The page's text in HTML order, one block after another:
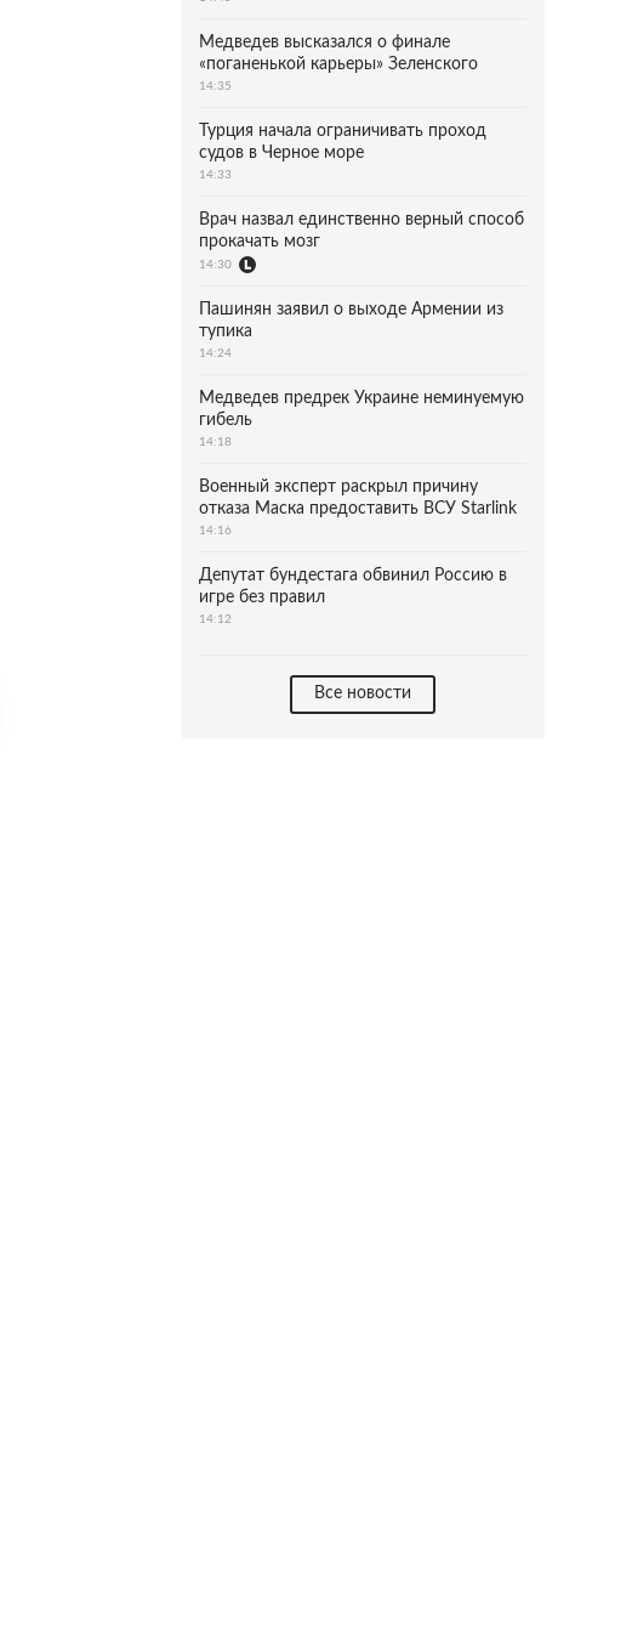
Медведев высказался о финале
«поганенькой карьеры» Зеленского
14:35
Турция начала ограничивать проход
судов в Черное море
14:33
Врач назвал единственно верный способ
прокачать мозг
14:30
Пашинян заявил о выходе Армении из
тупика
14:24
Медведев предрек Украине неминуемую
гибель
14:18
Военный эксперт раскрыл причину
отказа Маска предоставить ВСУ Starlink
14:16
Депутат бундестага обвинил Россию в
игре без правил
14:12
Все новости